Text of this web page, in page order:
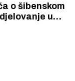
o šibenskom
u